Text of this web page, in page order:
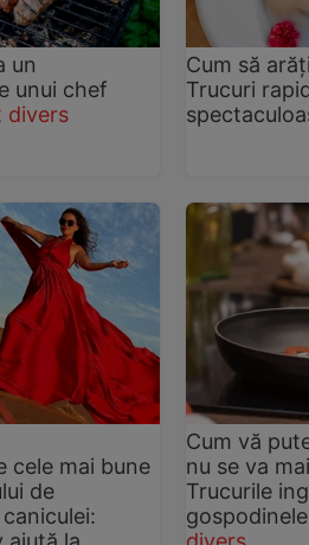
un
unui chef
divers
Cum să
Trucuri
cele mai bune
de
Cum vă
nu se va
Trucurile